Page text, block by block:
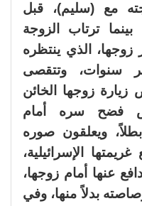
مع (سليم)، قبل
ترتاب الزوجة
زوجها، الذي ينتظره
سنوات، وتتقصى
زيارة زوجها الخائن
فضح سره أمام
بطلاً، ويعلقون صوره
الإسرائيلية،
عنها أمام زوجها،
بدلاً منها، وفي